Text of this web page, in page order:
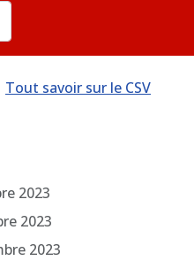
Tout savoir sur le CSV
2023
2023
2023